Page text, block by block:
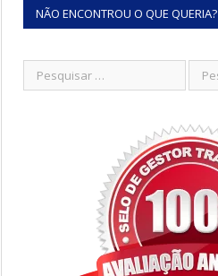
NÃO ENCONTROU O QUE QUERIA?